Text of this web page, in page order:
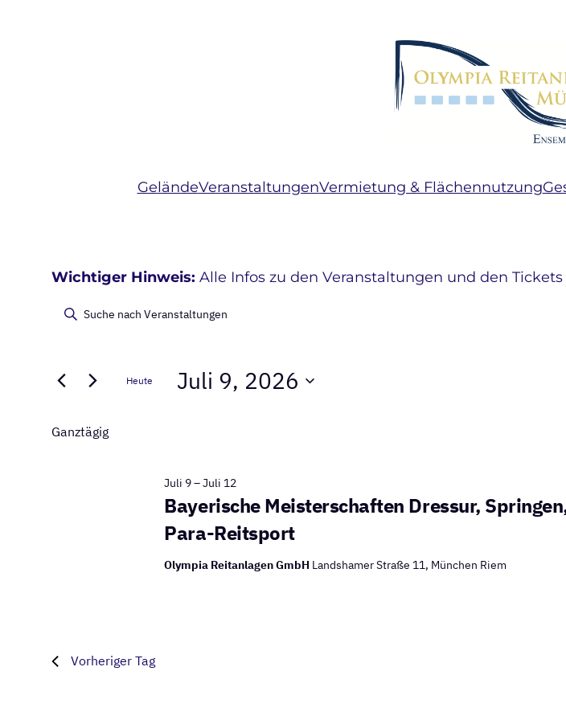
GeländeVeranstaltungenVermietung & Flächennutzung
Wichtiger Hinweis: Alle Infos zu den Veranstaltungen und den
Veranstaltungen
for
Juli
Veranstaltungen
und
Ansichten,
Navigation
Bitte
Suche
Schlüsselwort.
Heute Juli 9, 2026
Ganztägig
Bayerische Meisterschaften Dressur,
Para-Reitsport
Juli 9–Juli 12
Olympia Reitanlagen GmbH Landshamer Straße 11, München Riem
Vorheriger Tag